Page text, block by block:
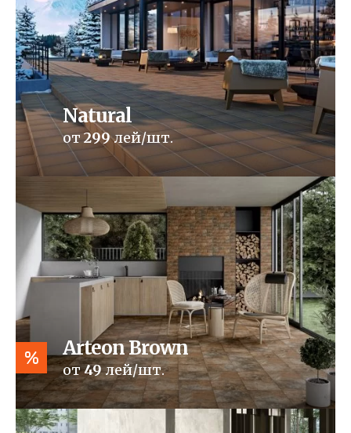
Natural
от299лей/шт.
Arteon Brown
от49лей/шт.
%